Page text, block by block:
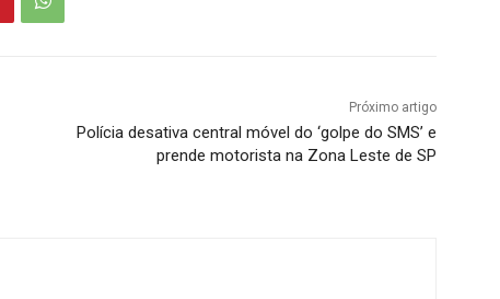
Próximo artigo
Polícia desativa central móvel do ‘golpe do SMS’ e
prende motorista na Zona Leste de SP